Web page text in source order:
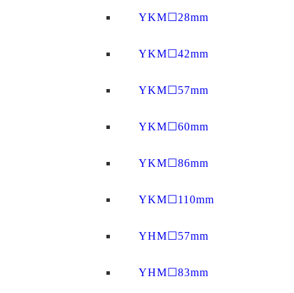
YKM☐28mm
YKM☐42mm
YKM☐57mm
YKM☐60mm
YKM☐86mm
YKM☐110mm
YHM☐57mm
YHM☐83mm